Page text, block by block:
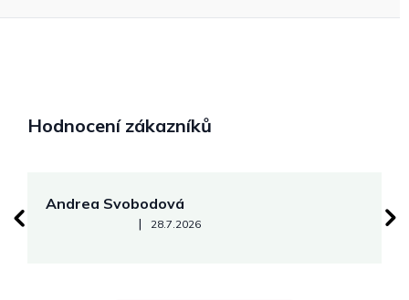
Hodnocení zákazníků
Andrea Svobodová
Hodnocení obchodu je 5 z 5 hvězdiček.
| 28.7.2026